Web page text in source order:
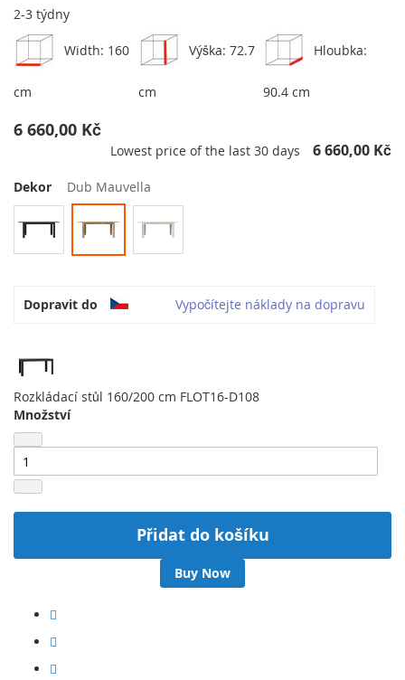
2-3 týdny
Width: 160
cm
Výška: 72.7
cm
Hloubka:
90.4 cm
6 660,00 Kč
Lowest price of the last 30 days 6 660,00 Kč
Dekor Dub Mauvella
Dopravit do Vypočítejte náklady na dopravu
Rozkládací stůl 160/200 cm FLOT16-D108
Množství
Přidat do košíku
Buy Now